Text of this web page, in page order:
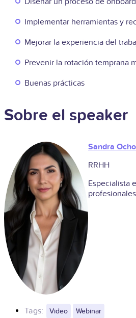
Implementar herramientas y
Mejorar la experiencia del
Prevenir la rotación temprana
Buenas prácticas
Sobre el speaker
Sandra
RRHH
Especialista
Tags: Video Webinar